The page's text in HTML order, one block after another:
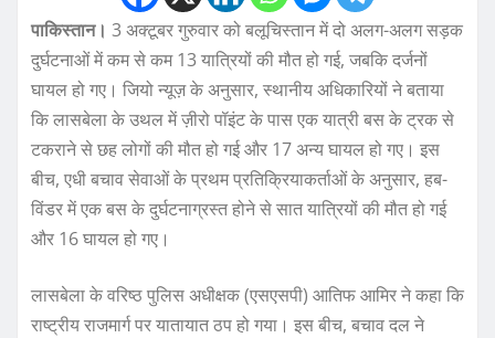
पाकिस्तान। 3 अक्टूबर गुरुवार को बलूचिस्तान में दो अलग-अलग सड़क
दुर्घटनाओं में कम से कम 13 यात्रियों की मौत हो गई, जबकि दर्जनों
घायल हो गए। जियो न्यूज़ के अनुसार, स्थानीय अधिकारियों ने बताया
कि लासबेला के उथल में ज़ीरो पॉइंट के पास एक यात्री बस के ट्रक से
टकराने से छह लोगों की मौत हो गई और 17 अन्य घायल हो गए। इस
बीच, एधी बचाव सेवाओं के प्रथम प्रतिक्रियाकर्ताओं के अनुसार, हब-
विंडर में एक बस के दुर्घटनाग्रस्त होने से सात यात्रियों की मौत हो गई
और 16 घायल हो गए।
लासबेला के वरिष्ठ पुलिस अधीक्षक (एसएसपी) आतिफ आमिर ने कहा कि
राष्ट्रीय राजमार्ग पर यातायात ठप हो गया। इस बीच, बचाव दल ने